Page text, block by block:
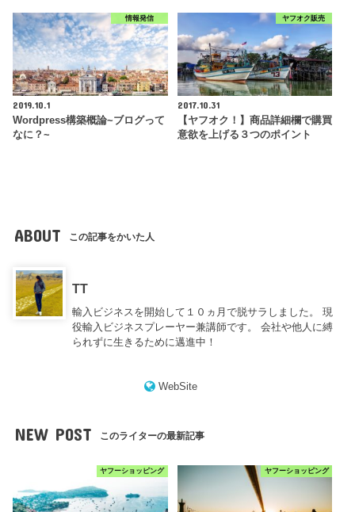
情報発信
2019.10.1
Wordpress構築概論~ブログって
なに？~
ヤフオク販売
2017.10.31
【ヤフオク！】商品詳細欄で購買
意欲を上げる３つのポイント
ABOUT この記事をかいた人
TT
輸入ビジネスを開始して１０ヵ月で脱サラしました。 現
役輸入ビジネスプレーヤー兼講師です。 会社や他人に縛
られずに生きるために邁進中！
WebSite
NEW POST このライターの最新記事
ヤフーショッピング ヤフーショッピング